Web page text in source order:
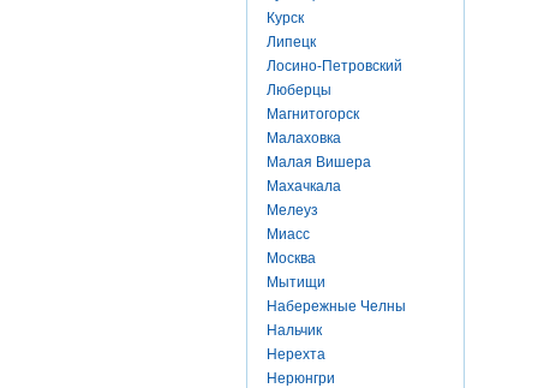
Курск
Липецк
Лосино-Петровский
Люберцы
Магнитогорск
Малаховка
Малая Вишера
Махачкала
Мелеуз
Миасс
Москва
Мытищи
Набережные Челны
Нальчик
Нерехта
Нерюнгри